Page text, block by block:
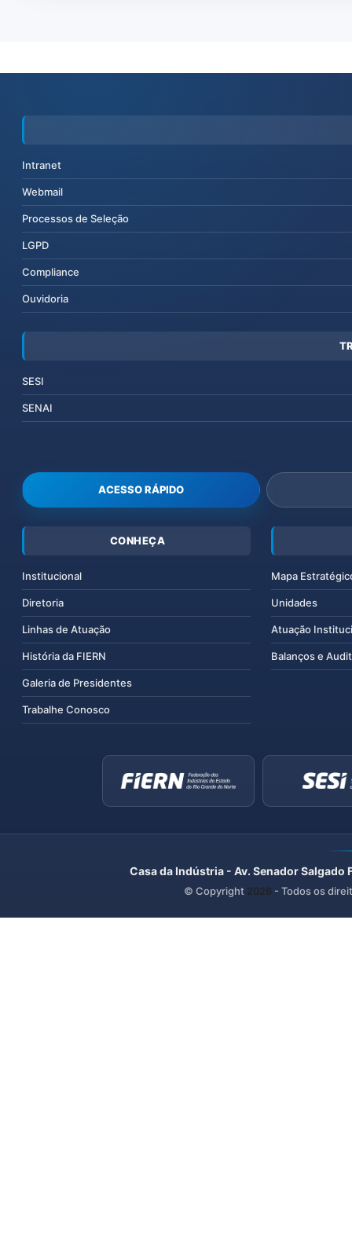
Intranet
Webmail
Processos de Seleção
LGPD
Compliance
Ouvidoria
SESI
SENAI
ACESSO RÁPIDO
CONHEÇA
Institucional
Diretoria
Linhas de Atuação
História da FIERN
Galeria de Presidentes
Trabalhe Conosco
Mapa
Unidades
Atuação
Balanços e
Casa da Indústria - Av. Senador
© Copyright 2026 - Todos os